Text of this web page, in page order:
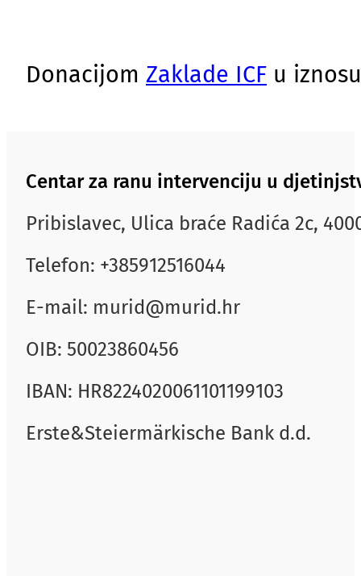
Donacijom Zaklade ICF u
Centar za ranu intervenciju u
Pribislavec, Ulica braće Radića 2c,
Telefon: +385912516044
E-mail: murid@murid.hr
OIB: 50023860456
IBAN: HR8224020061101199103
Erste&Steiermärkische Bank d.d.